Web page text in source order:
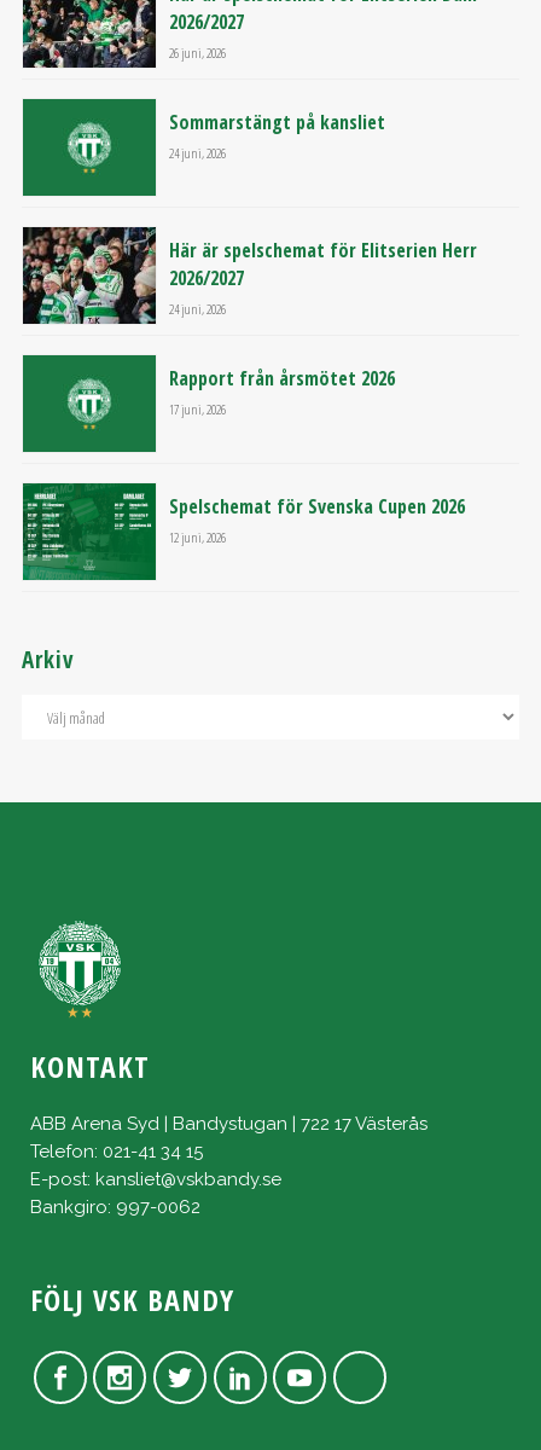
2026/2027
26 juni, 2026
Sommarstängt på kansliet
24 juni, 2026
Här är spelschemat för Elitserien Herr
2026/2027
24 juni, 2026
Rapport från årsmötet 2026
17 juni, 2026
Spelschemat för Svenska Cupen 2026
12 juni, 2026
Arkiv
KONTAKT
ABB Arena Syd | Bandystugan | 722 17 Västerås
Telefon: 021-41 34 15
E-post: kansliet@vskbandy.se
Bankgiro: 997-0062
FÖLJ VSK BANDY